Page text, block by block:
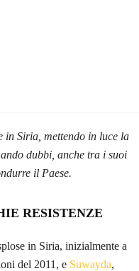
in Siria, mettendo in luce la
dubbi, anche tra i suoi
il Paese.
RESISTENZE
in Siria, inizialmente a
del 2011, e Suwayda,